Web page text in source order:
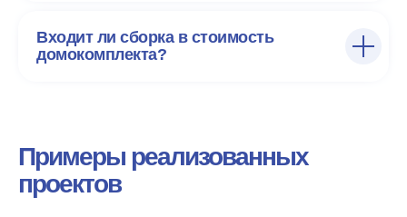
Входит ли сборка в стоимость
домокомплекта?
Примеры реализованных
проектов